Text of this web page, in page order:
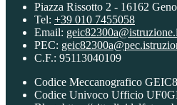
Piazza Rissotto 2 - 16162
Tel: +39 010 7455058
Email:
PEC:
C.F.: 95113040109
Codice Meccanografico
Codice Univoco Ufficio